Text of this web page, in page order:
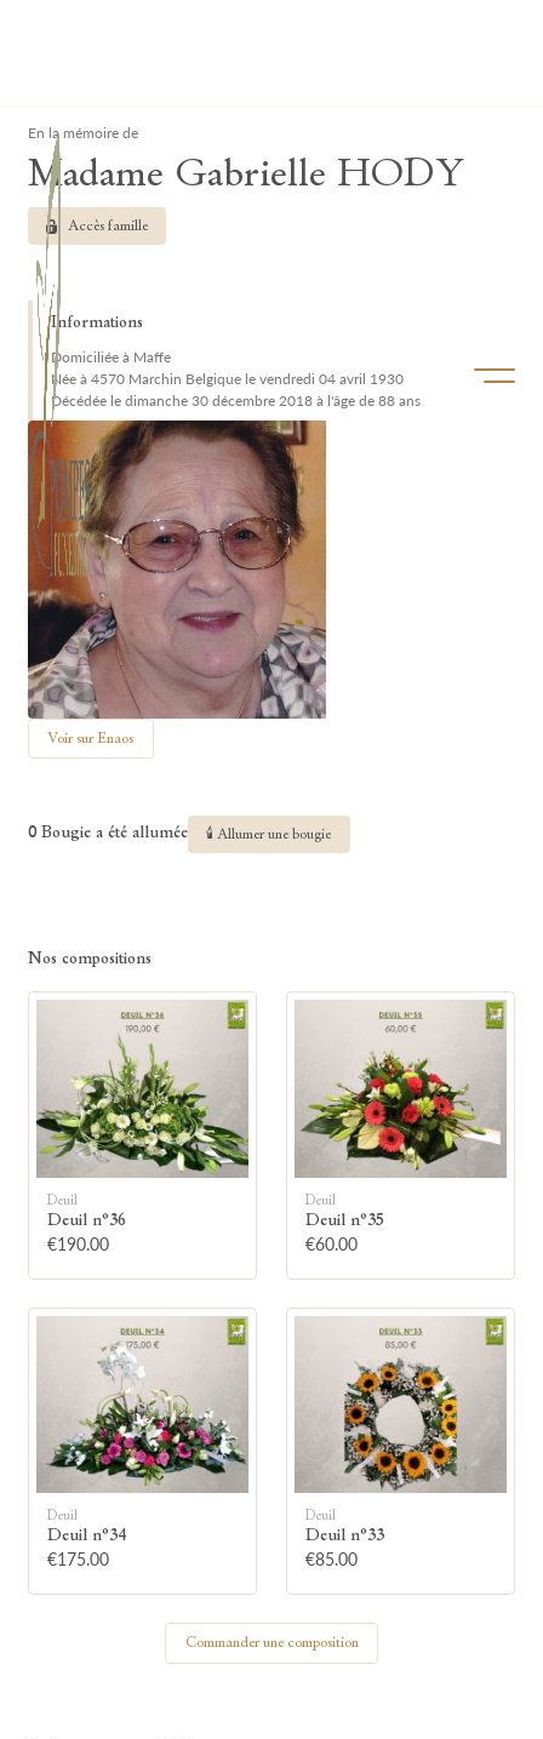
Ouvrir/
En la mémoire de
Madame Gabrielle HODY
Accès famille
Informations
Domiciliée à Maffe
Née à 4570 Marchin Belgique le vendredi 04 avril 1930
Décédée le dimanche 30 décembre 2018 à l'âge de 88 ans
Voir sur Enaos
0 Bougie a été allumée 🕯 Allumer une bougie
Allumez une bougie
Montrez votre soutien à la famille en
allumant symboliquement une bougie.
Votre nom
Nos compositions
Deuil
Deuil n°36
€190.00
Deuil
Deuil n°35
€60.00
Deuil
Deuil n°34
€175.00
Deuil
Deuil n°33
€85.00
Commander une composition